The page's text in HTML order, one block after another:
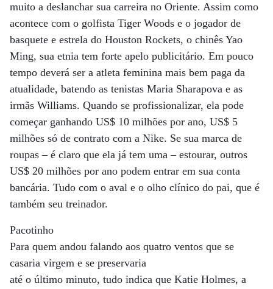
muito a deslanchar sua carreira no Oriente. Assim como
acontece com o golfista Tiger Woods e o jogador de
basquete e estrela do Houston Rockets, o chinês Yao
Ming, sua etnia tem forte apelo publicitário. Em pouco
tempo deverá ser a atleta feminina mais bem paga da
atualidade, batendo as tenistas Maria Sharapova e as
irmãs Williams. Quando se profissionalizar, ela pode
começar ganhando US$ 10 milhões por ano, US$ 5
milhões só de contrato com a Nike. Se sua marca de
roupas – é claro que ela já tem uma – estourar, outros
US$ 20 milhões por ano podem entrar em sua conta
bancária. Tudo com o aval e o olho clínico do pai, que é
também seu treinador.
Pacotinho
Para quem andou falando aos quatro ventos que se
casaria virgem e se preservaria
até o último minuto, tudo indica que Katie Holmes, a